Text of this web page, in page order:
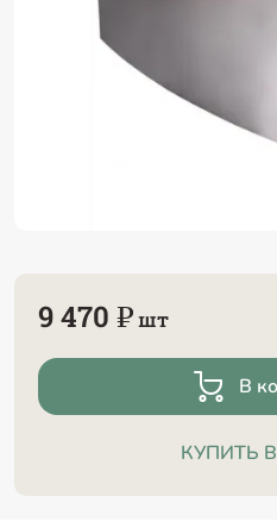
9 470 ₽шт
В
КУПИТЬ